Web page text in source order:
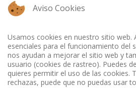
Aviso Cookies
Usamos cookies en nuestro sitio web.
esenciales para el funcionamiento del
nos ayudan a mejorar el sitio web y
usuario (cookies de rastreo). Puedes
quieres permitir el uso de las cookies.
rechazas, puede que no puedas usar